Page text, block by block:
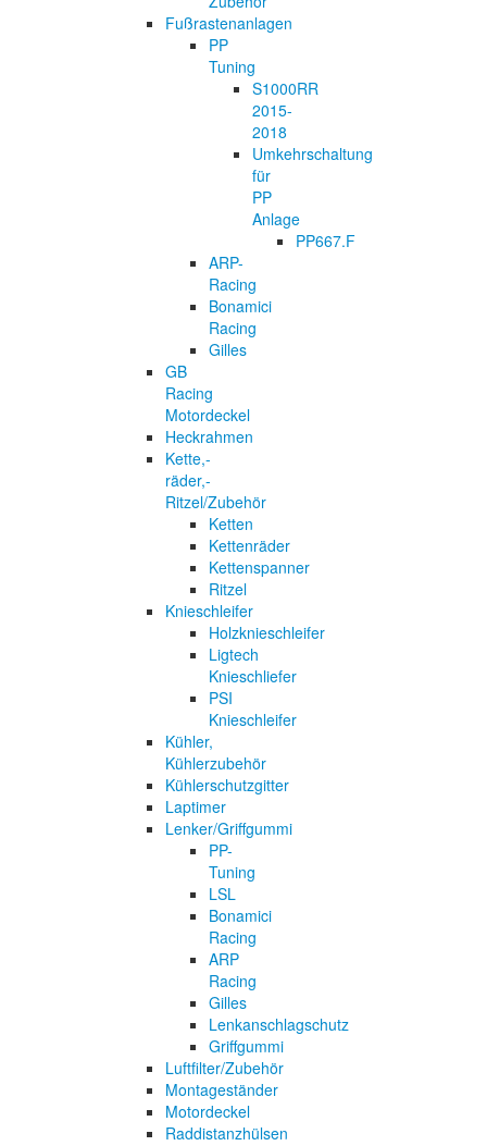
Fußrastenanlagen
PP
Tuning
S1000RR
2015-
2018
Umkehrschaltung
für
PP
Anlage
PP667.F
ARP-
Racing
Bonamici
Racing
Gilles
GB
Racing
Motordeckel
Heckrahmen
Kette,-
räder,-
Ritzel/Zubehör
Ketten
Kettenräder
Kettenspanner
Ritzel
Knieschleifer
Holzknieschleifer
Ligtech
Knieschliefer
PSI
Knieschleifer
Kühler,
Kühlerzubehör
Kühlerschutzgitter
Laptimer
Lenker/Griffgummi
PP-
Tuning
LSL
Bonamici
Racing
ARP
Racing
Gilles
Lenkanschlagschutz
Griffgummi
Luftfilter/Zubehör
Montageständer
Motordeckel
Raddistanzhülsen